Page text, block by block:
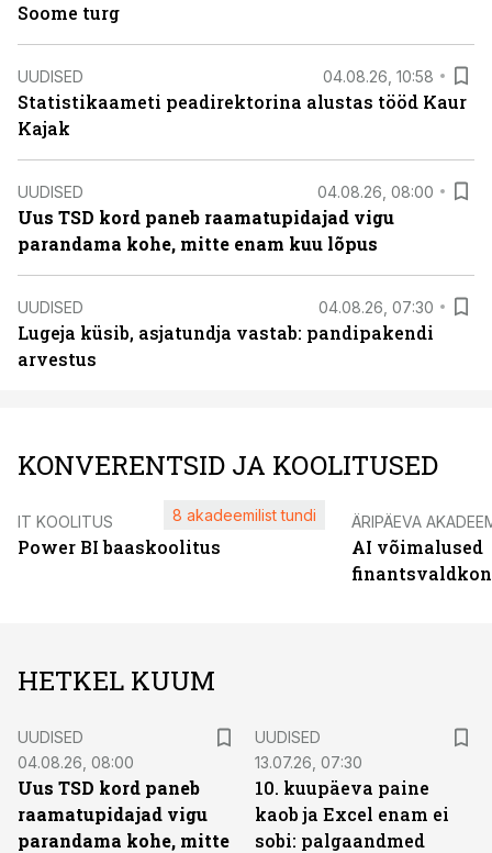
Soome turg
UUDISED 04.08.26, 10:58
Statistikaameti peadirektorina alustas tööd Kaur
Kajak
UUDISED 04.08.26, 08:00
Uus TSD kord paneb raamatupidajad vigu
parandama kohe, mitte enam kuu lõpus
UUDISED 04.08.26, 07:30
Lugeja küsib, asjatundja vastab: pandipakendi
arvestus
KONVERENTSID JA KOOLITUSED
IT KOOLITUS
Power BI baaskoolitus
8 akadeemilist tundi ÄRIPÄEVA
AI võimalused
HETKEL KUUM
UUDISED
04.08.26, 08:00
Uus TSD kord paneb
raamatupidajad vigu
parandama kohe, mitte
UUDISED
13.07.26, 07:30
10. kuupäeva paine
kaob ja Excel enam ei
sobi: palgaandmed